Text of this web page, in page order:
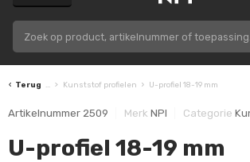
Terug Kunststof profielen U-profiel 18-19 mm
Artikelnummer 2509 Merk NPI Categorie
U-profiel 18-19 mm